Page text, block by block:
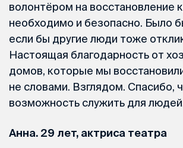
волонтёром на восстановление
необходимо и безопасно. Было
если бы другие люди тоже
Настоящая благодарность от
домов, которые мы
не словами. Взглядом. Спасибо,
возможность служить для
Анна. 29 лет, актриса театра